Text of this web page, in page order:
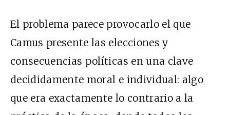
El problema parece provocarlo el que
Camus presente las elecciones y
consecuencias políticas en una clave
decididamente moral e individual: algo
que era exactamente lo contrario a la